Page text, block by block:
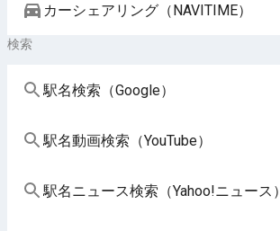
カーシェアリング（NAVITIME）
検索
駅名検索（Google）
駅名動画検索（YouTube）
駅名ニュース検索（Yahoo!ニュース）